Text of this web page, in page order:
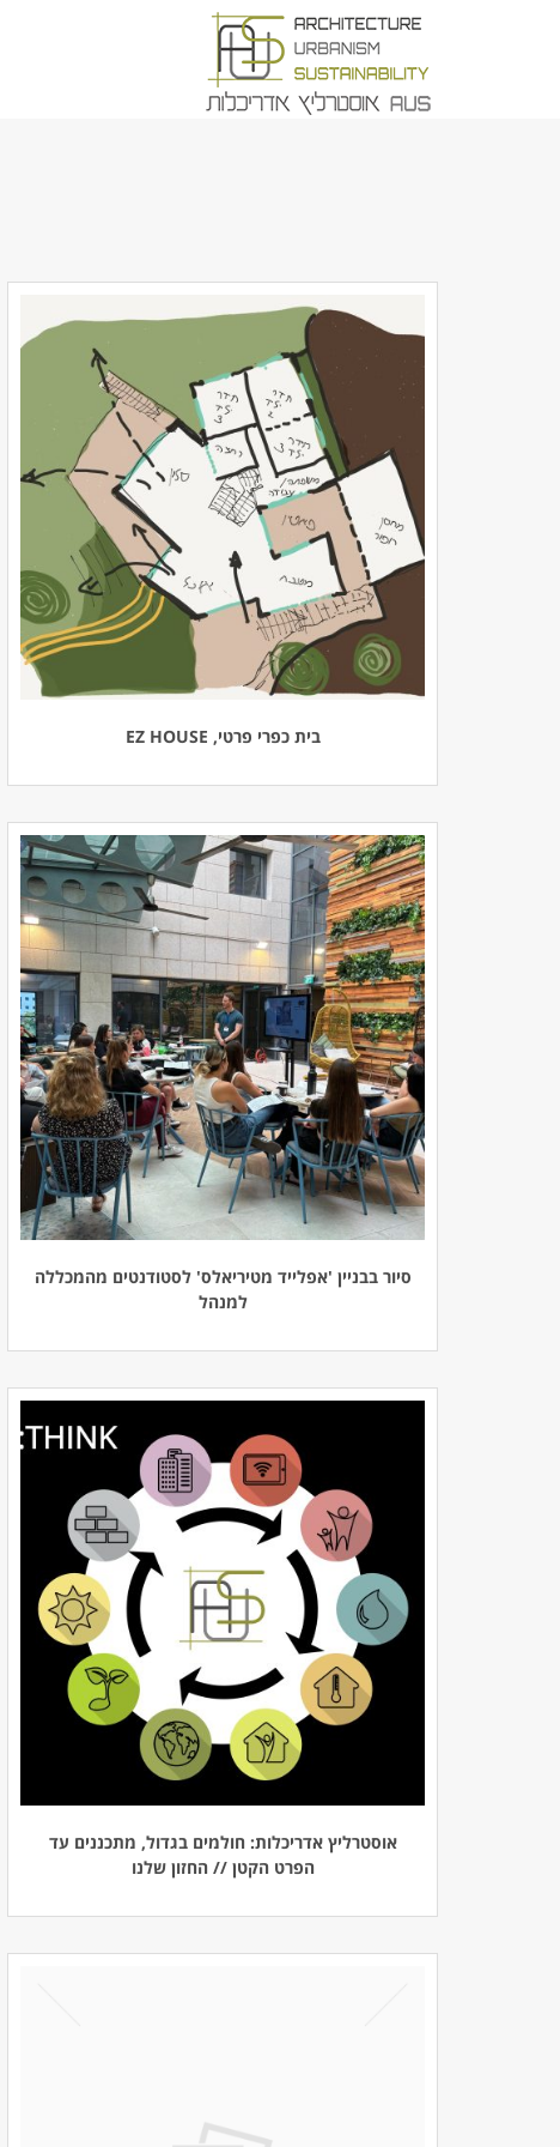
בית כפרי פרטי, EZ HOUSE
סיור בבניין 'אפלייד מטיריאלס' לסטודנטים מהמכללה
למנהל
אוסטרליץ אדריכלות: חולמים בגדול, מתכננים עד
הפרט הקטן // החזון שלנו